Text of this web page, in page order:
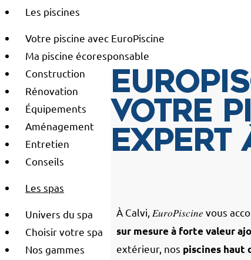
Les piscines
Votre piscine avec EuroPiscine
Ma piscine écoresponsable
Construction
Rénovation
Équipements
Aménagement
Entretien
Conseils
Les spas
Univers du spa
Choisir votre spa
Nos gammes
votre
expert
À Calvi, 𝐸𝑢𝑟𝑜𝑃𝑖𝑠𝑐𝑖𝑛𝑒 vous
sur mesure à forte valeur
extérieur, nos piscines haut